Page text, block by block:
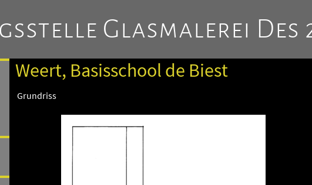
Glasmalerei Des
Weert, Basisschool de Biest
Grundriss